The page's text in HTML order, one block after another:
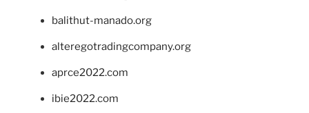
balithut-manado.org
alteregotradingcompany.org
aprce2022.com
ibie2022.com